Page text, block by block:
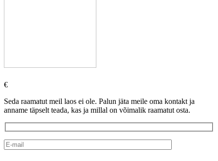
€
Seda raamatut meil laos ei ole. Palun jäta meile oma kontakt ja
anname täpselt teada, kas ja millal on võimalik raamatut osta.